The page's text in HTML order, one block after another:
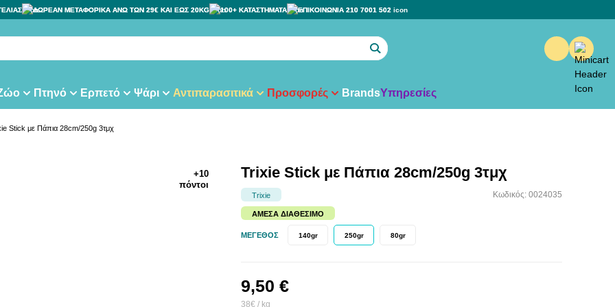
ΔΩΡΕΑΝ ΜΕΤΑΦΟΡΙΚΑ ΑΝΩ ΤΩΝ 29€ ΚΑΙ ΕΩΣ 20KG 100+ ΚΑΤΑΣΤΗΜΑΤΑ ΕΠΙΚΟΙΝΩΝΙΑ 210 7001 502
Πτηνό Ερπετό Ψάρι Αντιπαρασιτικά Προσφορές BrandsΥπηρεσίες
Stick με Πάπια 28cm/250g 3τμχ
+10
πόντοι
Trixie Stick με Πάπια 28cm/250g 3τμχ
Trixie Κωδικός: 0024035
ΆΜΕΣΑ ΔΙΑΘΈΣΙΜΟ
ΜΈΓΕΘΟΣ 140gr 250gr 80gr
9,50 €
38€ / kg